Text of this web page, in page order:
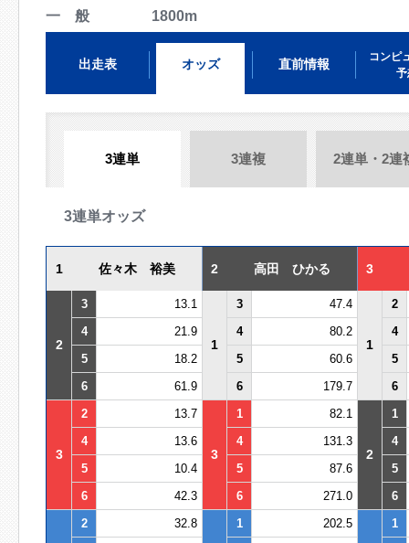
一 般 1800m
出走表 オッズ 直前情報
コンピ
予
3連単 3連複 2連単・2連
3連単オッズ
1 佐々木 裕美 2 高田 ひかる 3
2
3 13.1
1
3 47.4
1
2
4
21.9 4 80.2
4
5
18.2 5 60.6
5
6
61.9 6 179.7 6
3
2 13.7
3
1 82.1
2
1
4
13.6 4 131.3
4
5
10.4 5 87.6
5
6
42.3 6 271.0 6
2 32.8 1 202.5
1